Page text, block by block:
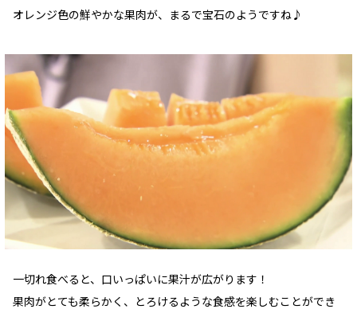
オレンジ色の鮮やかな果肉が、まるで宝石のようですね♪
一切れ食べると、口いっぱいに果汁が広がります！
果肉がとても柔らかく、とろけるような食感を楽しむことができ